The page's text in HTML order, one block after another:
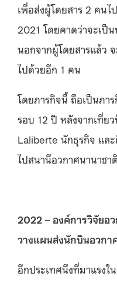
เพื่อส่งผู้โดยสาร 2 คนไ
2021 โดยคาดว่าจะเป็
นอกจากผู้โดยสารแล้ว
ไปด้วยอีก 1 คน
โดยภารกิจนี้ ถือเป็นภา
รอบ 12 ปี หลังจากเที่
Laliberte นักธุรกิจ แล
ไปสนานีอวกาศนานาชาติ
2022 – องค์การวิจัยอ
วางแผนส่งนักบินอวกา
อีกประเทศนึงที่มาแรงใ